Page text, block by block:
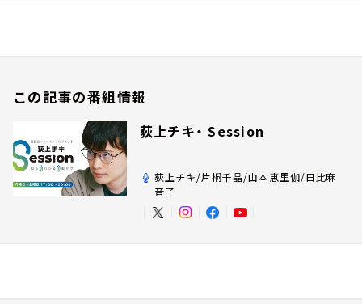
この記事の番組情報
荻上チキ・ Session
荻上チキ/片桐千晶/山本恵里伽/日比麻
音子